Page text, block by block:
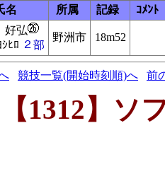
名 所属 記録 ｺﾒﾝﾄ
弘
ﾋﾛ ２部
野洲市 18m52
競技一覧(開始時刻順)へ 前
【1312】